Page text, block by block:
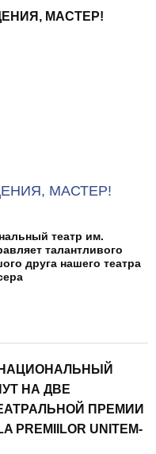
МАСТЕР!
театр им.
талантливого
друга нашего театра